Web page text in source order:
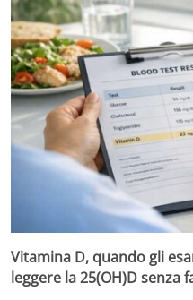
Vitamina D, quando gli
leggere la 25(OH)D senza